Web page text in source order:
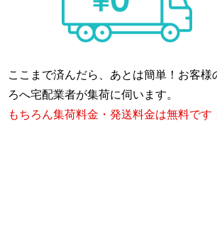
ここまで済んだら、あとは簡単！お客様
ろへ宅配業者が集荷に伺います。
もちろん集荷料金・発送料金は無料です